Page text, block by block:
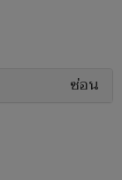
ซ่อน